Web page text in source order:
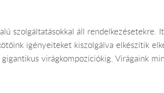
szolgáltatásokkal áll
igényeiteket kiszolgálva elkészítik
virágkompozíciókig. Virágaink